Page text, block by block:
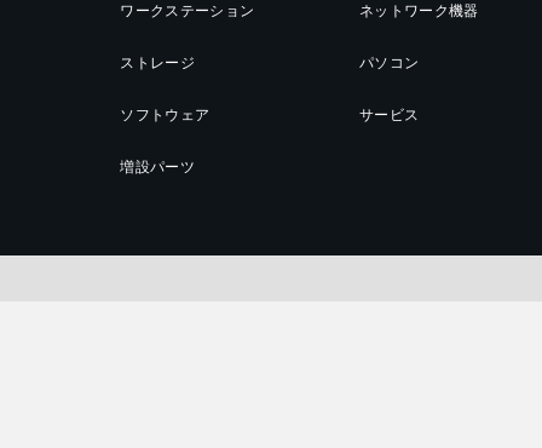
ワークステーション
ストレージ
ソフトウェア
増設パーツ
ネットワーク機器
パソコン
サービス